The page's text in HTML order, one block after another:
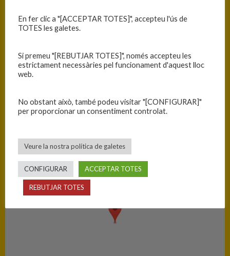
RESULTATS
C.B. Blanes
C.B. Sant Gregori
PISTA
En fer clic a "[ACCEPTAR TOTES]", accepteu l'ús de
TOTES les galetes.
Si premeu "[REBUTJAR TOTES]", només accepteu les
estrictament necessàries pel funcionament d'aquest lloc
web.
No obstant això, també podeu visitar "[CONFIGURAR]"
per proporcionar un consentiment controlat.
Veure la nostra política de galetes
CONFIGURAR ACCEPTAR TOTES
REBUTJAR TOTES